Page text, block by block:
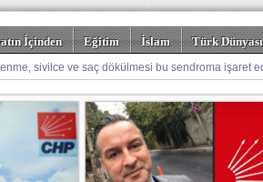
İçinden Eğitim İslam Türk Dünyası
Kalem Foto Galeriler